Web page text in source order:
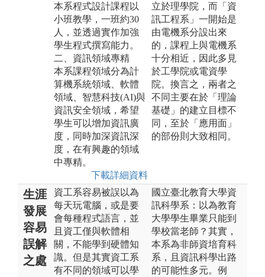
本系程式設計課程以
小班教學，一班約30
人，並透過實作加強
學生程式撰寫能力。
二、資訊領域專精
本系課程領域分為計
算機系統領域、軟體
領域、智慧科技(AI)與
資訊安全領域，希望
學生可以增加資訊廣
度，同時加深資訊深
度，在有興趣的領域
中專精。
下載詳細資料
立於理學院，而「資
訊工程系」一開始是
由電機系分設出來
的，課程上與電機系
十分相近，因此多見
於工學院或電資學
院。換言之，兩者之
不同主要在於「理論
基礎」的建立目標不
同，至於「應用面」
的部份則大致相同。
生涯
發展
容易
誤解
之處
資工系容易被誤以為
每天玩電腦，或是要
會每種程式語言，並
且資工僅與軟體相
關，不能學到硬體知
識。但是其實資工系
有不同的領域可以學
國立臺北教育大學資
訊科學系：以為教育
大學學生畢業只能到
學校當老師？其實，
本系為非師資培育科
系，且資訊科學出路
的可能性多元。例